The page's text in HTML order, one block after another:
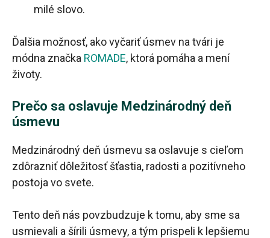
milé slovo.
Ďalšia možnosť, ako vyčariť úsmev na tvári je
módna značka ROMADE, ktorá pomáha a mení
životy.
Prečo sa oslavuje Medzinárodný deň
úsmevu
Medzinárodný deň úsmevu sa oslavuje s cieľom
zdôrazniť dôležitosť šťastia, radosti a pozitívneho
postoja vo svete.
Tento deň nás povzbudzuje k tomu, aby sme sa
usmievali a šírili úsmevy, a tým prispeli k lepšiemu